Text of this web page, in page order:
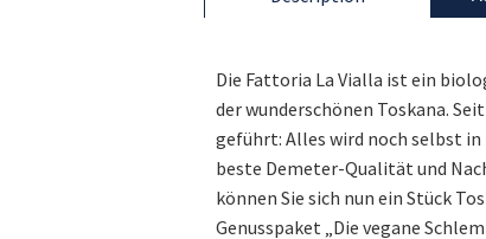
Die Fattoria La Vialla ist ein
der wunderschönen Toskana.
geführt: Alles wird noch selbst
beste Demeter-Qualität und
können Sie sich nun ein Stück
Genusspaket „Die vegane